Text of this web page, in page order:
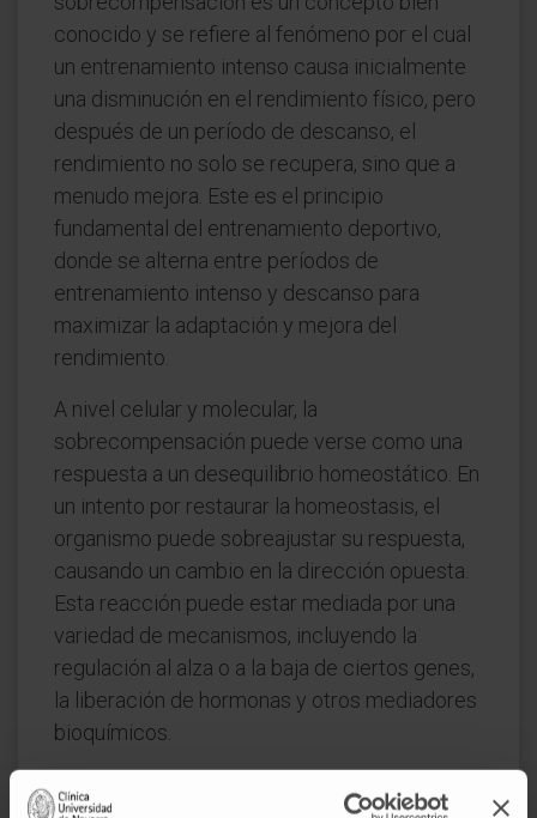
conocido y se refiere al fenómeno por el cual
un entrenamiento intenso causa inicialmente
una disminución en el rendimiento físico, pero
después de un período de descanso, el
rendimiento no solo se recupera, sino que a
menudo mejora. Este es el principio
fundamental del entrenamiento deportivo,
donde se alterna entre períodos de
entrenamiento intenso y descanso para
maximizar la adaptación y mejora del
rendimiento.
A nivel celular y molecular, la
sobrecompensación puede verse como una
respuesta a un desequilibrio homeostático. En
un intento por restaurar la homeostasis, el
organismo puede sobreajustar su respuesta,
causando un cambio en la dirección opuesta.
Esta reacción puede estar mediada por una
variedad de mecanismos, incluyendo la
regulación al alza o a la baja de ciertos genes,
la liberación de hormonas y otros mediadores
bioquímicos.